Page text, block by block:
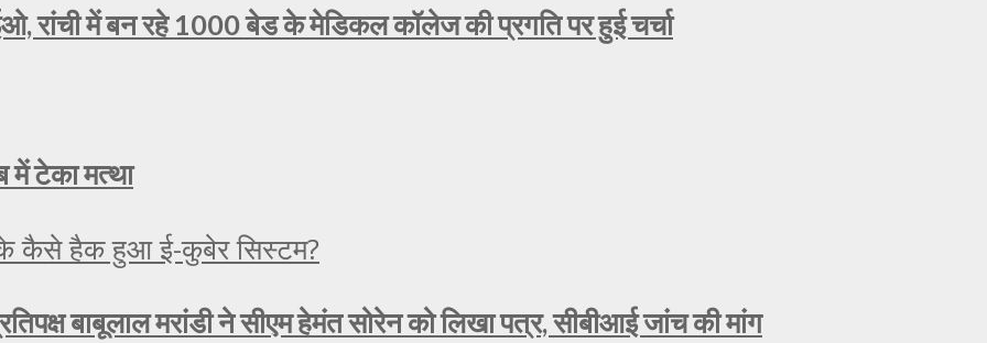
रांची में बन रहे 1000 बेड के मेडिकल कॉलेज की प्रगति पर हुई चर्चा
में टेका मत्था
बाबूलाल मरांडी ने सीएम हेमंत सोरेन को लिखा पत्र, सीबीआई जांच की मांग